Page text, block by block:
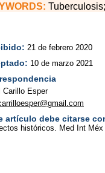
Tuberculosis;
21 de febrero 2020
10 de marzo 2021
Carillo Esper
artículo debe citarse
históricos. Med Int Méx